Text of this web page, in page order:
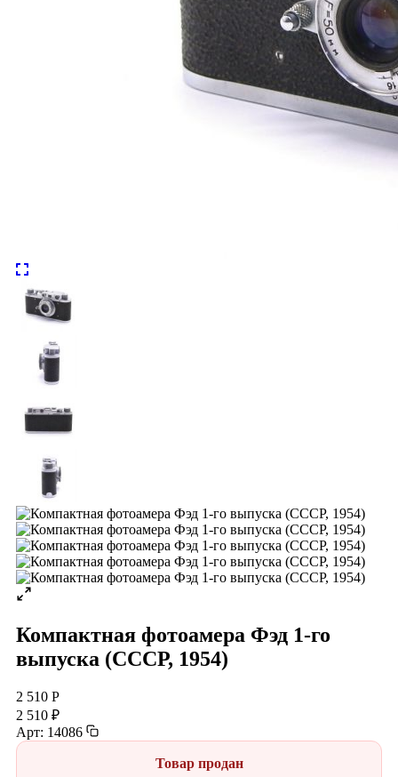
Компактная фотоамера Фэд 1-го
выпуска (СССР, 1954)
2 510 Р
2 510 ₽
Арт: 14086
Товар продан